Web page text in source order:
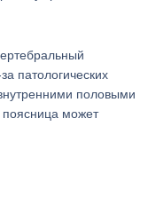
патологических
половыми
может